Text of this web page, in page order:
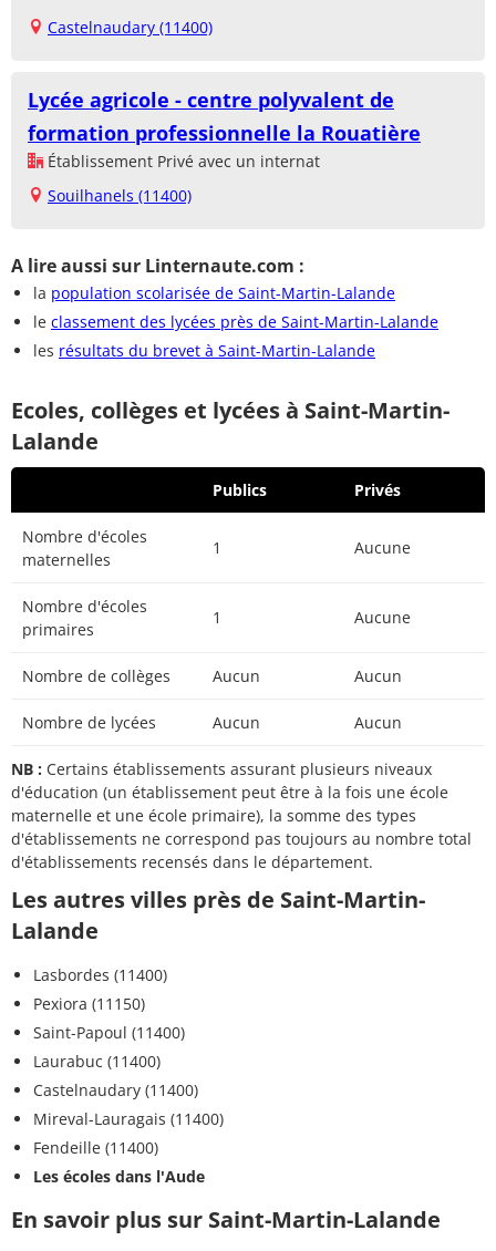
Castelnaudary (11400)
Lycée agricole - centre polyvalent de
formation professionnelle la Rouatière
Établissement Privé avec un internat
Souilhanels (11400)
A lire aussi sur Linternaute.com :
la population scolarisée de Saint-Martin-Lalande
le classement des lycées près de Saint-Martin-Lalande
les résultats du brevet à Saint-Martin-Lalande
Ecoles, collèges et lycées à Saint-Martin-
Lalande
Publics Privés
Nombre d'écoles
maternelles
1 Aucune
Nombre d'écoles
primaires
1 Aucune
Nombre de collèges Aucun Aucun
Nombre de lycées Aucun Aucun
NB : Certains établissements assurant plusieurs niveaux
d'éducation (un établissement peut être à la fois une école
maternelle et une école primaire), la somme des types
d'établissements ne correspond pas toujours au nombre total
d'établissements recensés dans le département.
Les autres villes près de Saint-Martin-
Lalande
Lasbordes (11400)
Pexiora (11150)
Saint-Papoul (11400)
Laurabuc (11400)
Castelnaudary (11400)
Mireval-Lauragais (11400)
Fendeille (11400)
Les écoles dans l'Aude
En savoir plus sur Saint-Martin-Lalande